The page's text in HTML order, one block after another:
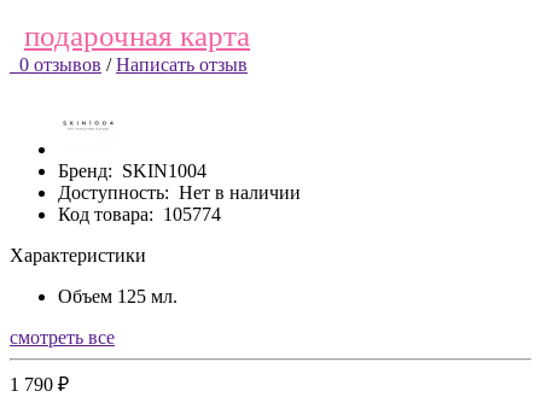
подарочная карта
0 отзывов / Написать отзыв
Бренд: SKIN1004
Доступность: Нет в наличии
Код товара: 105774
Характеристики
Объем 125 мл.
смотреть все
1 790 ₽